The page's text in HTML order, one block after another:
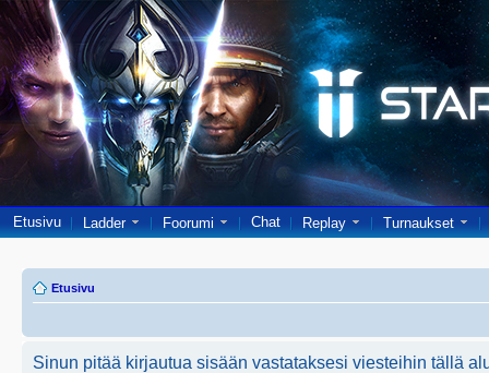
Etusivu Ladder Foorumi Chat Replay Turnaukset
Etusivu
Sinun pitää kirjautua sisään vastataksesi viesteihin tällä